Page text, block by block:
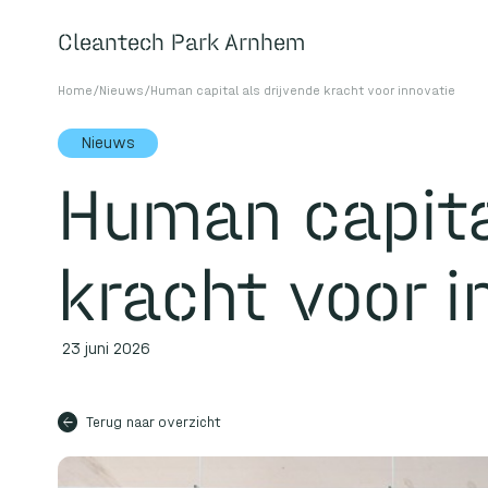
Cleantech Park Arnhem
Home/Nieuws/Human capital als drijvende kracht voor innovatie
Nieuws
Human
kracht voor
23 juni 2026
arrow_back Terug naar overzicht
Cleantech Park Arnhem
Over
Home
Huisvesting
Faciliteiten